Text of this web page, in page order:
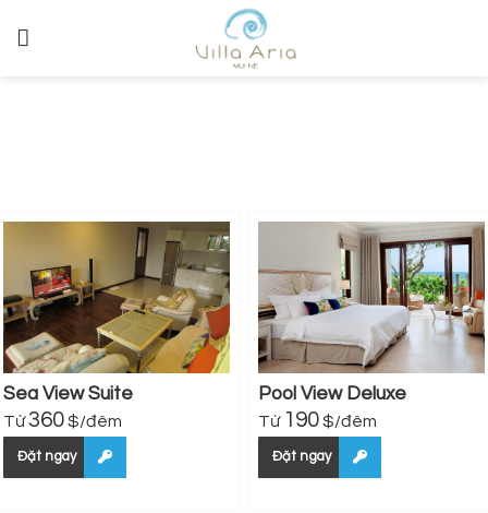
Sea View Suite
Từ360$/đêm
Đặt ngay
Pool View Deluxe
Từ 190$/đêm
Đặt ngay